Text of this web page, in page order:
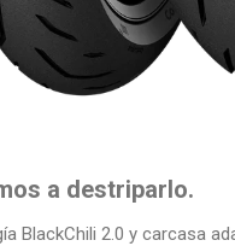
a destriparlo.
BlackChili 2.0 y carcasa